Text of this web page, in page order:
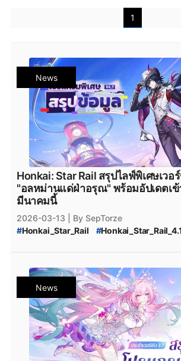
1
News
Honkai: Star Rail สรุปไลฟ์พิเศษเวอ
"อลหม่านแด่ฝ่าอรุณ" พร้อมอัปเดตเข้
มีนาคมนี้
2026-03-13
| By SepTorze
#Honkai_Star_Rail #
Honkai_Star_Rail_Event_Warp
Honkai_Star_Rail_Hyacine
Honkai_Star_Rail_Hyacine_Rerun
Honkai_Star_Rail_Boothill
Honkai_Star_Rail_Boothill_Rerun
Honkai_Star_Rail_ตัวละครใหม่
News